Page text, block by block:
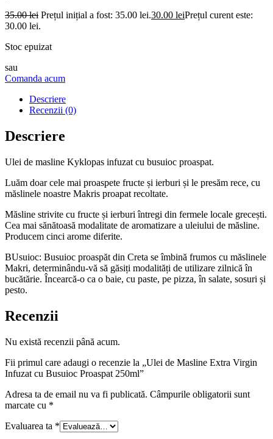
35.00lei Prețul inițial a fost: 35.00 lei.30.00 leiPrețul curent este:
30.00 lei.
Stoc epuizat
sau
Comanda acum
Descriere
Recenzii (0)
Descriere
Ulei de masline Kyklopas infuzat cu busuioc proaspat.
Luăm doar cele mai proaspete fructe și ierburi și le presăm rece, cu
măslinele noastre Makris proapat recoltate.
Măsline strivite cu fructe și ierburi întregi din fermele locale grecești.
Cea mai sănătoasă modalitate de aromatizare a uleiului de măsline.
Producem cinci arome diferite.
BUsuioc: Busuioc proaspăt din Creta se îmbină frumos cu măslinele
Makri, determinându-vă să găsiți modalități de utilizare zilnică în
bucătărie. Încearcă-o ca o baie, cu paste, pe pizza, în salate, sosuri și
pesto.
Recenzii
Nu există recenzii până acum.
Fii primul care adaugi o recenzie la „Ulei de Masline Extra Virgin
Infuzat cu Busuioc Proaspat 250ml”
Adresa ta de email nu va fi publicată. Câmpurile obligatorii sunt
marcate cu *
Evaluarea ta *